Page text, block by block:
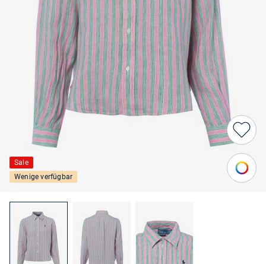
Sale
Wenige verfügbar